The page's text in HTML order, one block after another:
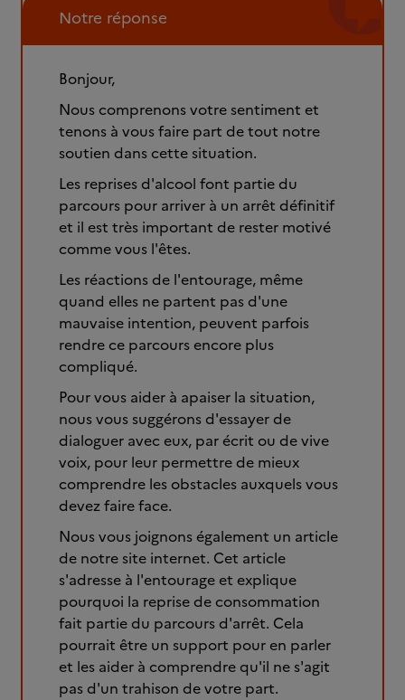
Notre réponse
Bonjour,
Nous comprenons votre sentiment et
tenons à vous faire part de tout notre
soutien dans cette situation.
Les reprises d'alcool font partie du
parcours pour arriver à un arrêt définitif
et il est très important de rester motivé
comme vous l'êtes.
Les réactions de l'entourage, même
quand elles ne partent pas d'une
mauvaise intention, peuvent parfois
rendre ce parcours encore plus
compliqué.
Pour vous aider à apaiser la situation,
nous vous suggérons d'essayer de
dialoguer avec eux, par écrit ou de vive
voix, pour leur permettre de mieux
comprendre les obstacles auxquels vous
devez faire face.
Nous vous joignons également un article
de notre site internet. Cet article
s'adresse à l'entourage et explique
pourquoi la reprise de consommation
fait partie du parcours d'arrêt. Cela
pourrait être un support pour en parler
et les aider à comprendre qu'il ne s'agit
pas d'un trahison de votre part.